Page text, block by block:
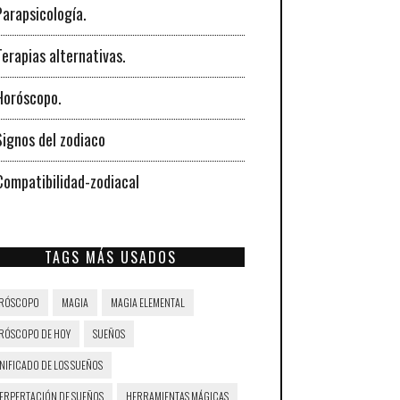
alternativas.
del zodiaco
zodiacal
TAGS MÁS USADOS
MAGIA MAGIA ELEMENTAL
DE HOY SUEÑOS
DE LOS SUEÑOS
DE SUEÑOS HERRAMIENTAS MÁGICAS